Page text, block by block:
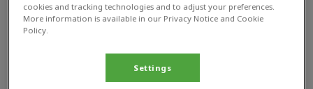
dierenartsen en weet u precies wat u zoekt in een
praktijk?
Een goede bereikbaarheid, juiste informatievoorziening,
openheid binnen de praktijk, duidelijkheid betreft
cookies and tracking technologies and to adjust your preferences.
More information is available in our Privacy Notice and Cookie
Policy.
Settings